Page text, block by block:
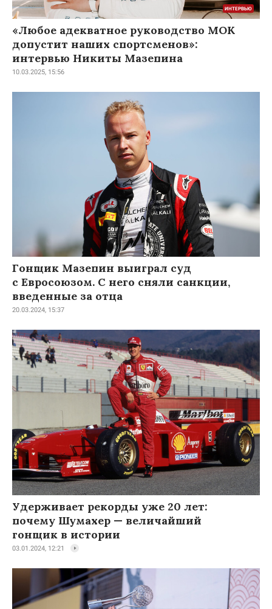
«Любое адекватное руководство МОК
допустит наших спортсменов»:
интервью Никиты Мазепина
10.03.2025, 15:56
Гонщик Мазепин выиграл суд
с Евросоюзом. С него сняли санкции,
введенные за отца
20.03.2024, 15:37
Удерживает рекорды уже 20 лет:
почему Шумахер — величайший
гонщик в истории
03.01.2024, 12:21